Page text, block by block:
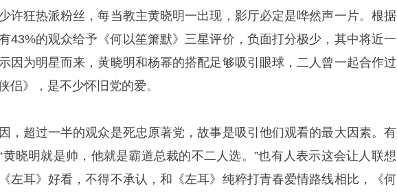
许狂热派粉丝，每当教主黄晓明一出现，影厅必定是哗然声一片。根据
43%的观众给予《何以笙箫默》三星评价，负面打分极少，其中将近一
因为明星而来，黄晓明和杨幂的搭配足够吸引眼球，二人曾一起合作过
侣》，是不少怀旧党的爱。
，超过一半的观众是死忠原著党，故事是吸引他们观看的最大因素。有
黄晓明就是帅，他就是霸道总裁的不二人选。”也有人表示这会让人联想
左耳》好看，不得不承认，和《左耳》纯粹打青春爱情路线相比，《何